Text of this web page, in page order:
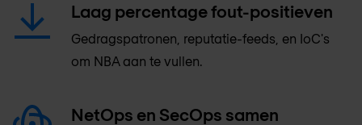
Laag percentage fout-positieven
Gedragspatronen, reputatie-feeds, en IoC's
om NBA aan te vullen.
NetOps en SecOps samen